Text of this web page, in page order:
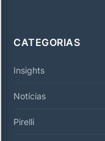
CATEGORIAS
Insights
Notícias
Pirelli